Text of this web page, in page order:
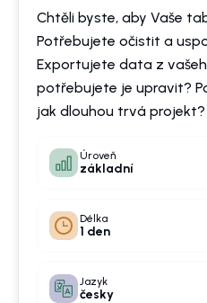
Chtěli byste, aby Vaše
Potřebujete očistit a
Exportujete data z
potřebujete je upravit?
jak dlouhou trvá projekt?
Úroveň
základní
Délka
1 den
Jazyk
česky